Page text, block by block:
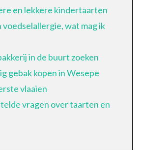
en lekkere kindertaarten
voedselallergie, wat mag ik
in de buurt zoeken
gebak kopen in Wesepe
vlaaien
vragen over taarten en